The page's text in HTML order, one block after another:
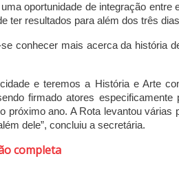
oportunidade de integração entre
ter resultados para além dos três
conhecer mais acerca da história
e teremos a História e Arte
firmado atores
próximo ano. A Rota levantou
dele”, concluiu a secretária.
completa